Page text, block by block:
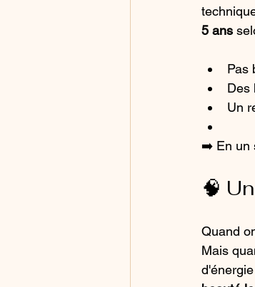
5 ans
Pas
Des
Un
➡️ En un
🧠
Quand
Mais